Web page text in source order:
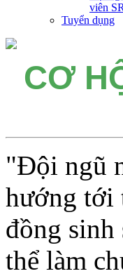
viên
Tuyển dụng
CƠ
"Đội ngũ
hướng tới
đồng sinh
thể làm